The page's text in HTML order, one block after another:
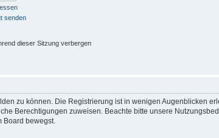
senden
dieser Sitzung verbergen
zu können. Die Registrierung ist in wenigen Augenblicken
Berechtigungen zuweisen. Beachte bitte unsere
Board bewegst.